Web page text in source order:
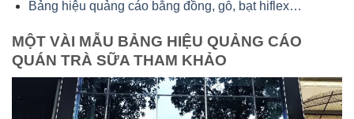
Bảng hiệu quảng cáo bằng đồng, gỗ, bạt hiflex…
MỘT VÀI MẪU BẢNG HIỆU QUẢNG CÁO
QUÁN TRÀ SỮA THAM KHẢO